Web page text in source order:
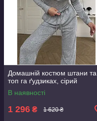
Домашній костюм штани та
топ га ґудзиках, сірий
В наявності
1 296 ₴ 1 620 ₴